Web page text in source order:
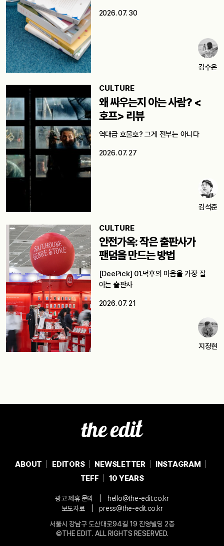
2026. 07. 30
김수은
CULTURE
왜 싸우는지 아는 사람? <
호프> 리뷰
역대급 호불호? 그게 전부는 아니다
2026. 07. 27
김석준
CULTURE
안전가옥: 작은 출판사가
팬덤을 만드는 방법
[DeePick] 01.덕후의 마음을 가장 잘
아는 출판사
2026. 07. 21
지정현
ABOUT EDITORS NEWSLETTER
INSTAGRAM
TEFF
10 YEARS
광고 제휴 문의
hello@the-edit.co.kr
보도자료
press@the-edit.co.kr
서울시 강남구 도산대로94길 19 진영빌딩 2층
©THE EDIT. ALL RIGHTS RESERVED.